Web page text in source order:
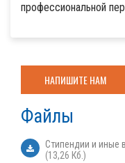
профессиональной
НАПИШИТЕ НАМ
Файлы
Стипендии и иные
(13,26 Кб.)